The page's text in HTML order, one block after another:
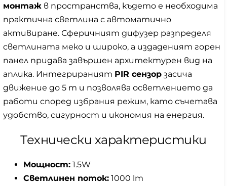
монтаж в пространства, където е необходима
практична светлина с автоматично
активиране. Сферичният дифузер разпределя
светлината меко и широко, а издаденият горен
панел придава завършен архитектурен вид на
аплика. Интегрираният PIR сензор засича
движение до 5 m и позволява осветлението да
работи според избрания режим, като съчетава
удобство, сигурност и икономия на енергия.
Технически характеристики
Мощност: 1.5W
Светлинен поток: 1000 lm